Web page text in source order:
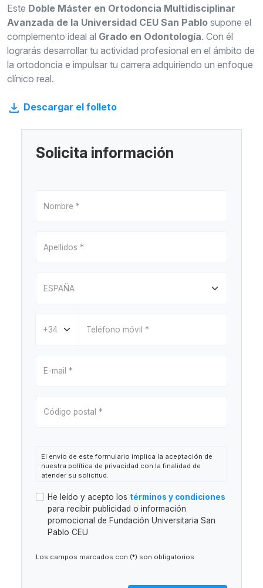
Este Doble Máster en Ortodoncia Multidisciplinar
Avanzada de la Universidad CEU San Pablo supone el
complemento ideal al Grado en Odontología. Con él
lograrás desarrollar tu actividad profesional en el ámbito de
la ortodoncia e impulsar tu carrera adquiriendo un enfoque
clínico real.
Descargar el folleto
Solicita información
El envío de este formulario implica la aceptación de
nuestra política de privacidad con la finalidad de
atender su solicitud.
Responsable:Fundación Universitaria San Pablo CEU
(en adelante, FUSP-CEU).
Finalidad:Atender la solicitud de información o
gestionar la asistencia al evento. Está prevista la
elaboración de perfiles.
carácter personal a fundaciones y entidades
He leído y acepto los términos y condiciones
para recibir publicidad o información
promocional de Fundación Universitaria San
Pablo CEU
Los campos marcados con (*) son obligatorios